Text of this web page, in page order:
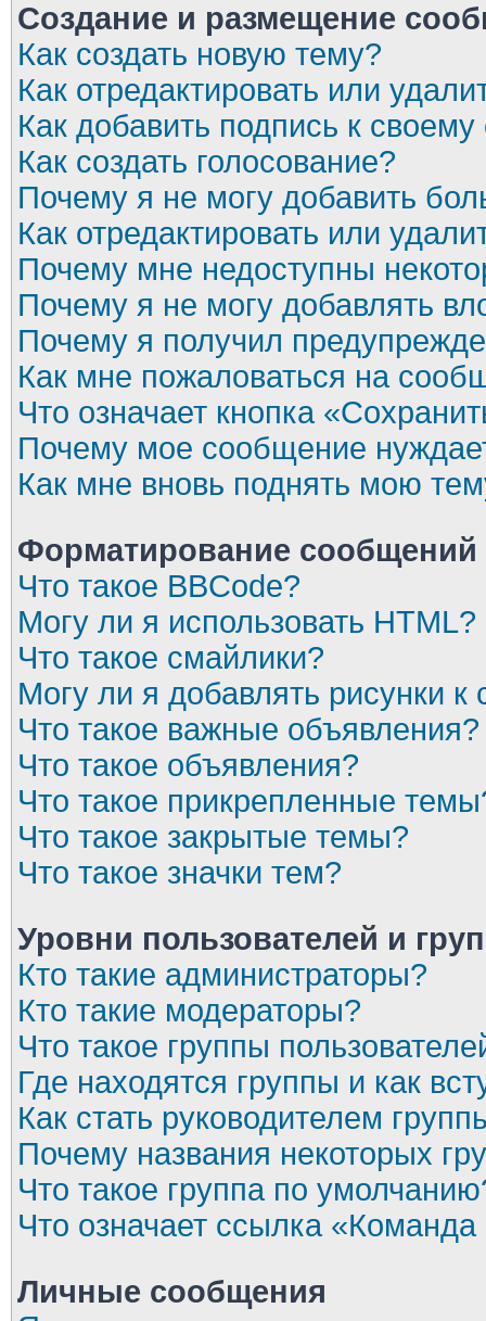
Создание и размещение
Как создать новую тему?
Как отредактировать или
Как добавить подпись к
Как создать голосование?
Почему я не могу добавить
Как отредактировать или
Почему мне недоступны
Почему я не могу добавлять
Почему я получил
Как мне пожаловаться на
Что означает кнопка
Почему мое сообщение
Как мне вновь поднять мою
Форматирование
Что такое BBCode?
Могу ли я использовать HTML?
Что такое смайлики?
Могу ли я добавлять рисунки
Что такое важные объявления?
Что такое объявления?
Что такое прикрепленные
Что такое закрытые темы?
Что такое значки тем?
Уровни пользователей и
Кто такие администраторы?
Кто такие модераторы?
Что такое группы
Где находятся группы и как
Как стать руководителем
Почему названия некоторых
Что такое группа по
Что означает ссылка «Команда
Личные сообщения